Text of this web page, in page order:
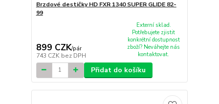
Brzdové destičky HD FXR 1340 SUPER GLIDE 82-
99
899 CZK/pár
743 CZK bez DPH
Externí sklad.
Potřebujete zjistit
konkrétní dostupnost
zboží? Neváhejte nás
kontaktovat.
Přidat do košíku